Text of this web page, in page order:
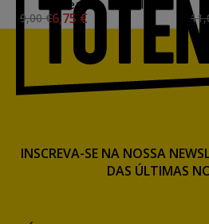
ArtCreation, 200 ml.
9,00 €6,75 €
INSCREVA-SE NA NOSSA
DAS ÚLTIMAS